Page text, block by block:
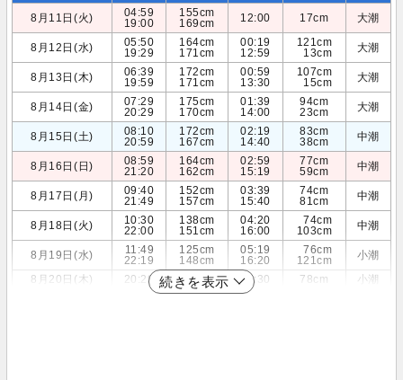
8月11日(火)
04:59
19:00
155cm
169cm
12:00 17cm 大潮
8月12日(水)
05:50
19:29
164cm
171cm
00:19
12:59
121cm
13cm
大潮
8月13日(木)
06:39
19:59
172cm
171cm
00:59
13:30
107cm
15cm
大潮
8月14日(金)
07:29
20:29
175cm
170cm
01:39
14:00
94cm
23cm
大潮
8月15日(土)
08:10
20:59
172cm
167cm
02:19
14:40
83cm
38cm
中潮
8月16日(日)
08:59
21:20
164cm
162cm
02:59
15:19
77cm
59cm
中潮
8月17日(月)
09:40
21:49
152cm
157cm
03:39
15:40
74cm
81cm
中潮
8月18日(火)
10:30
22:00
138cm
151cm
04:20
16:00
74cm
103cm
中潮
8月19日(水)
11:49
22:19
125cm
148cm
05:19
16:20
76cm
121cm
小潮
8月20日(木)
20:29 149cm 07:30 78cm 小潮
続きを表示